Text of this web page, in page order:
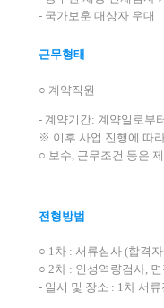
- 국가보훈 대상자 우대
근무형태
○ 계약직원
- 계약기간: 계약일로부
※ 이후 사업 진행에 따
○ 보수, 근무조건 등은
전형방법
○ 1차 : 서류심사 (합격
○ 2차 : 인성역량검사,
- 일시 및 장소 : 1차 서